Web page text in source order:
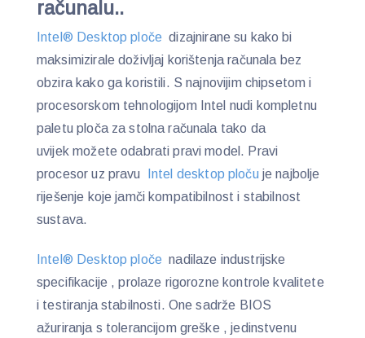
računalu..
Intel® Desktop ploče dizajnirane su kako bi
maksimizirale doživljaj korištenja računala bez
obzira kako ga koristili. S najnovijim chipsetom i
procesorskom tehnologijom Intel nudi kompletnu
paletu ploča za stolna računala tako da
uvijek možete odabrati pravi model. Pravi
procesor uz pravu
Intel desktop pločuje najbolje
riješenje koje jamči kompatibilnost i stabilnost
sustava.
Intel® Desktop ploče nadilaze industrijske
specifikacije , prolaze rigorozne kontrole kvalitete
i testiranja stabilnosti. One sadrže BIOS
ažuriranja s tolerancijom greške , jedinstvenu